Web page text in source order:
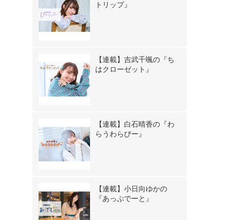
トリップ』
【連載】吉武千颯の『ち
はクローゼット』
【連載】白石晴香の『わ
らうわらびー』
【連載】小日向ゆかの
『あっぷでーと』